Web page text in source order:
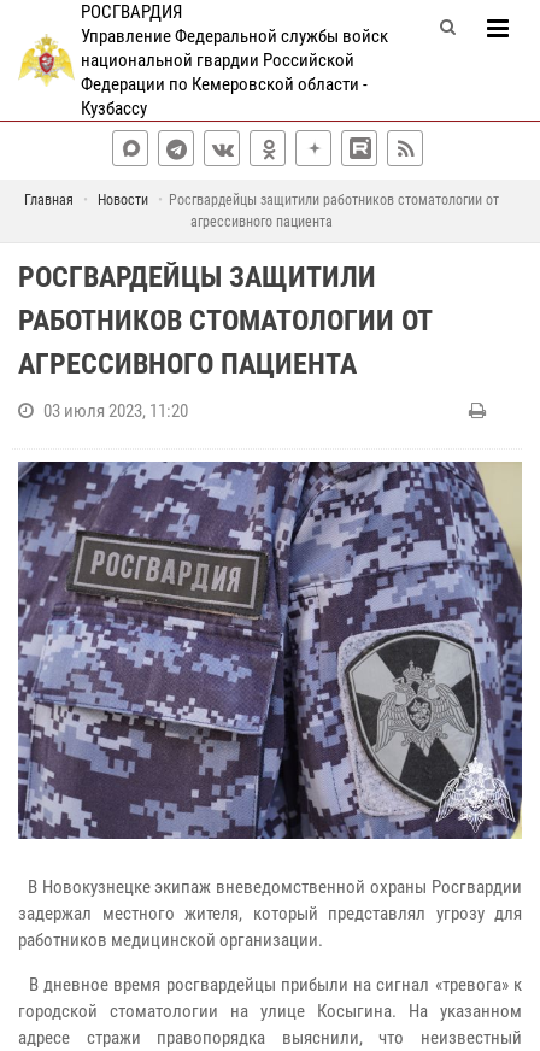
РОСГВАРДИЯ
Управление Федеральной службы войск
национальной гвардии Российской
Федерации по Кемеровской области -
Кузбассу
Главная Новости
Росгвардейцы защитили работников стоматологии от
агрессивного пациента
РОСГВАРДЕЙЦЫ ЗАЩИТИЛИ
РАБОТНИКОВ СТОМАТОЛОГИИ ОТ
АГРЕССИВНОГО ПАЦИЕНТА
03 июля 2023, 11:20
В Новокузнецке экипаж вневедомственной охраны Росгвардии
задержал местного жителя, который представлял угрозу для
работников медицинской организации.
В дневное время росгвардейцы прибыли на сигнал «тревога» к
городской стоматологии на улице Косыгина. На указанном
адресе стражи правопорядка выяснили, что неизвестный